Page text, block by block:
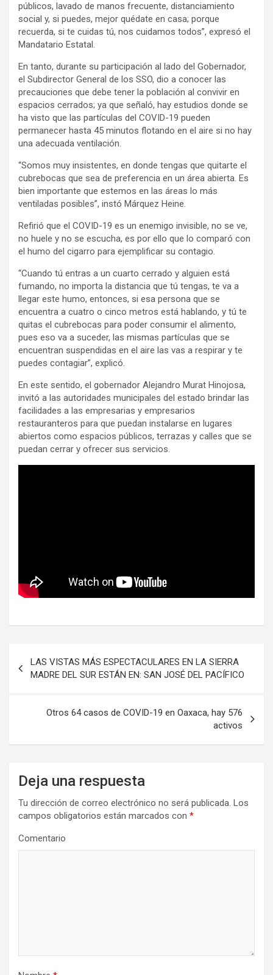
públicos, lavado de manos frecuente, distanciamiento
social y, si puedes, mejor quédate en casa; porque
recuerda, si te cuidas tú, nos cuidamos todos”, expresó el
Mandatario Estatal.
En tanto, durante su participación al lado del Gobernador,
el Subdirector General de los SSO, dio a conocer las
precauciones que debe tener la población al convivir en
espacios cerrados; ya que señaló, hay estudios donde se
ha visto que las partículas del COVID-19 pueden
permanecer hasta 45 minutos flotando en el aire si no hay
una adecuada ventilación.
“Somos muy insistentes, en donde tengas que quitarte el
cubrebocas que sea de preferencia en un área abierta. Es
bien importante que estemos en las áreas lo más
ventiladas posibles”, instó Márquez Heine.
Refirió que el COVID-19 es un enemigo invisible, no se ve,
no huele y no se escucha, es por ello que lo comparó con
el humo del cigarro para ejemplificar su contagio.
“Cuando tú entras a un cuarto cerrado y alguien está
fumando, no importa la distancia que tú tengas, te va a
llegar este humo, entonces, si esa persona que se
encuentra a cuatro o cinco metros está hablando, y tú te
quitas el cubrebocas para poder consumir el alimento,
pues eso va a suceder, las mismas partículas que se
encuentran suspendidas en el aire las vas a respirar y te
puedes contagiar”, explicó.
En este sentido, el gobernador Alejandro Murat Hinojosa,
invitó a las autoridades municipales del estado brindar las
facilidades a las empresarias y empresarios
restauranteros para que puedan instalarse en lugares
abiertos como espacios públicos, terrazas y calles que se
puedan cerrar y ofrecer sus servicios.
de
entradas
LAS VISTAS MÁS ESPECTACULARES EN LA SIERRA
MADRE DEL SUR ESTÁN EN: SAN JOSÉ DEL PACÍFICO
Otros 64 casos de COVID-19 en Oaxaca, hay 576
activos
Deja una respuesta
Tu dirección de correo electrónico no será publicada. Los
campos obligatorios están marcados con *
Comentario